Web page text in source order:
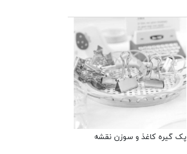
پک گیره کاغذ و سوزن نقشه